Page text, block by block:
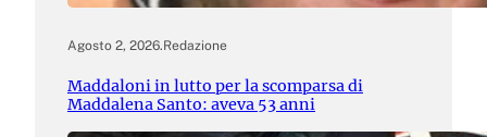
Agosto 2, 2026.Redazione
Maddaloni in lutto per la scomparsa di
Maddalena Santo: aveva 53 anni